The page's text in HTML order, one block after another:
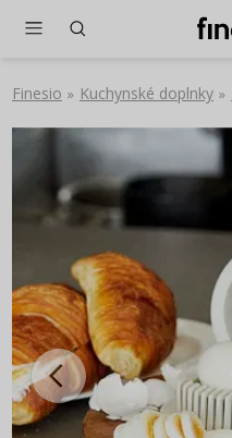
Finesio » Kuchynské doplnky »